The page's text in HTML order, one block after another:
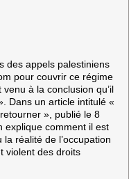
des appels palestiniens
pour couvrir ce régime
à la conclusion qu’il
Dans un article intitulé «
», publié le 8
explique comment il est
réalité de l’occupation
violent des droits